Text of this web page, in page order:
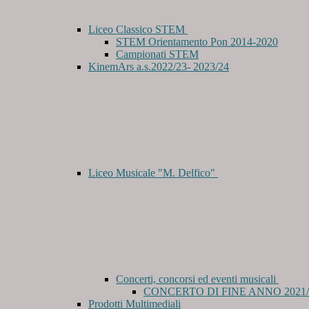
Liceo Classico STEM
STEM Orientamento Pon 2014-2020
Campionati STEM
KinemArs a.s.2022/23- 2023/24
Liceo Musicale "M. Delfico"
Concerti, concorsi ed eventi musicali
CONCERTO DI FINE ANNO
Prodotti Multimediali